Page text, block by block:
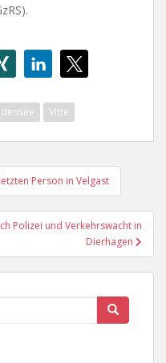
Vitte
Person in Velgast
Polizei und Verkehrswacht in
Dierhagen